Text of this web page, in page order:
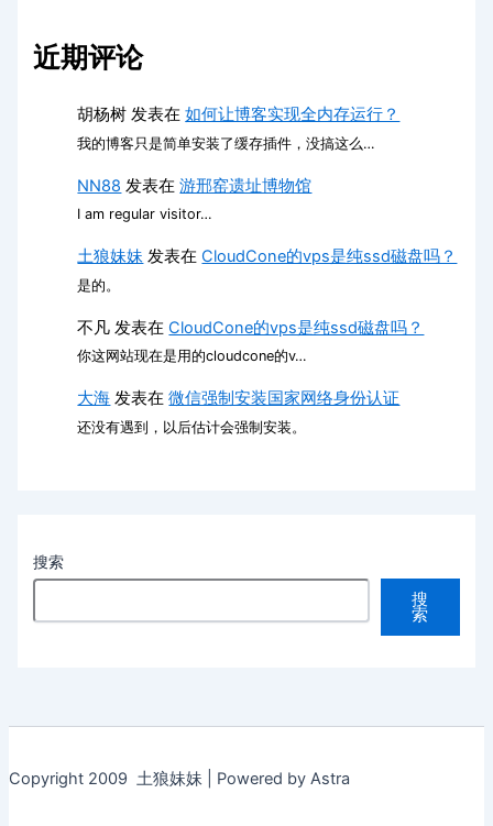
近期评论
胡杨树 发表在如何让博客实现全内存运行？
我的博客只是简单安装了缓存插件，没搞这么…
NN88 发表在游邢窑遗址博物馆
I am regular visitor…
土狼妹妹 发表在CloudCone的vps是纯ssd磁盘吗？
是的。
不凡 发表在CloudCone的vps是纯ssd磁盘吗？
你这网站现在是用的cloudcone的v…
大海 发表在微信强制安装国家网络身份认证
还没有遇到，以后估计会强制安装。
搜索
搜
索
Copyright 2009 土狼妹妹 | Powered by Astra